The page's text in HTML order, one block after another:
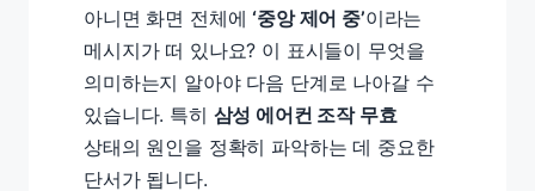
아니면 화면 전체에‘중앙 제어 중’이라는
메시지가 떠 있나요? 이 표시들이 무엇을
의미하는지 알아야 다음 단계로 나아갈 수
있습니다. 특히 삼성 에어컨 조작 무효
상태의 원인을 정확히 파악하는 데 중요한
단서가 됩니다.